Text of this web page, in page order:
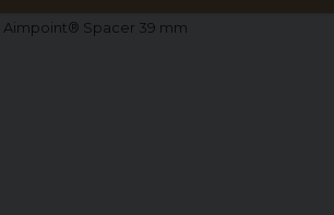
Aimpoint® Spacer 39 mm